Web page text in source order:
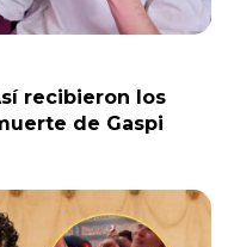
recibieron los
de Gaspi